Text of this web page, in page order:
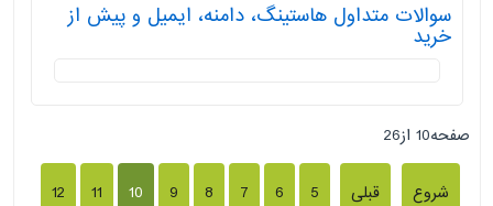
سوالات متداول هاستینگ، دامنه، ایمیل و پیش از
خرید
صفحه10 از26
شروع قبلی 5
6
7
8
9
10
11
12